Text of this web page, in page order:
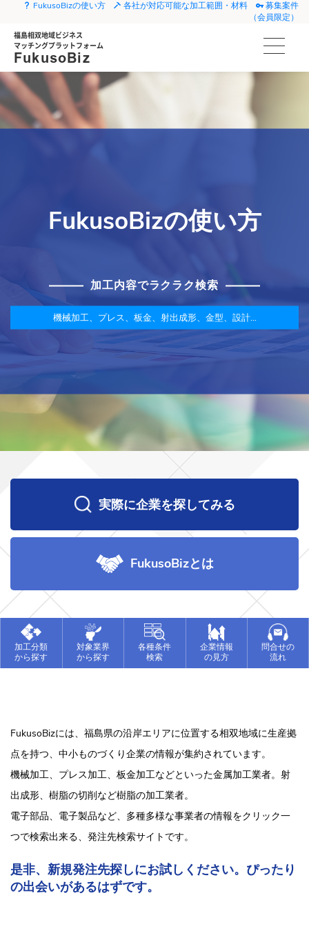
FukusoBizの使い方 各社が対応可能な加工範囲・材料
募集案件
（会員限定）
福島相双地域ビジネス
マッチングプラットフォーム
FukusoBiz
FukusoBizの使い方
加工内容でラクラク検索
機械加工、プレス、板金、射出成形、金型、設計…
実際に企業を探してみる
FukusoBizとは
加工分類
から探す
対象業界
から探す
各種条件
検索
企業情報
の見方
問合せの
流れ
FukusoBizには、福島県の沿岸エリアに位置する相双地域に生産拠
点を持つ、中小ものづくり企業の情報が集約されています。
機械加工、プレス加工、板金加工などといった金属加工業者。射
出成形、樹脂の切削など樹脂の加工業者。
電子部品、電子製品など、多種多様な事業者の情報をクリック一
つで検索出来る、発注先検索サイトです。
是非、新規発注先探しにお試しください。ぴったり
の出会いがあるはずです。